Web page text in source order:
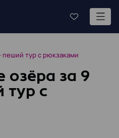
пеший тур с рюкзаками
озёра за 9
тур с